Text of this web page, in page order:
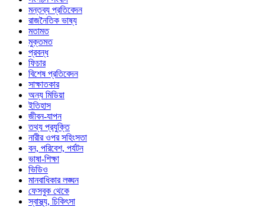
মন্তব্য প্রতিবেদন
রাজনৈতিক ভাষ্য
মতামত
মুক্তমত
প্রবন্ধ
ফিচার
বিশেষ প্রতিবেদন
সাক্ষাতকার
অন্য মিডিয়া
ইতিহাস
জীবন-যাপন
তথ্য প্রযুক্তি
নারীর ওপর সহিংসতা
বন, পরিবেশ, পর্যটন
ভাষা-শিক্ষা
ভিডিও
মানবাধিকার লঙ্ঘন
ফেসবুক থেকে
স্বাস্থ্য, চিকিৎসা